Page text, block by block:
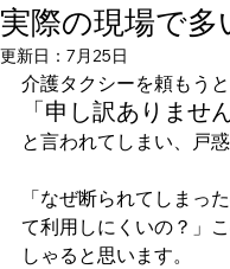
実際の現場で多
更新日： 7月25日
介護タクシーを頼もう
「申し訳ありませ
と言われてしまい、戸
「なぜ断られてしまっ
て利用しにくいの？」
しゃると思います。